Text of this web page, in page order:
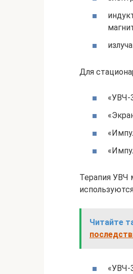
Для
«УВЧ-
Терапия УВЧ
Читайте
«УВЧ-